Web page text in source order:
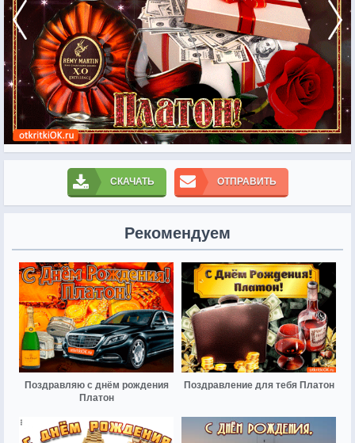
СКАЧАТЬ ОТПРАВИТЬ
Рекомендуем
Поздравляю с днём рождения
Платон
Поздравление для тебя Платон